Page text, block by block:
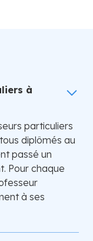
à
particuliers
diplômés au
passé un
Pour chaque
à ses